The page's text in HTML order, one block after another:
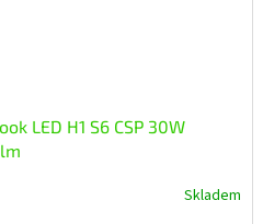
LED H1 S6 CSP 30W
Skladem